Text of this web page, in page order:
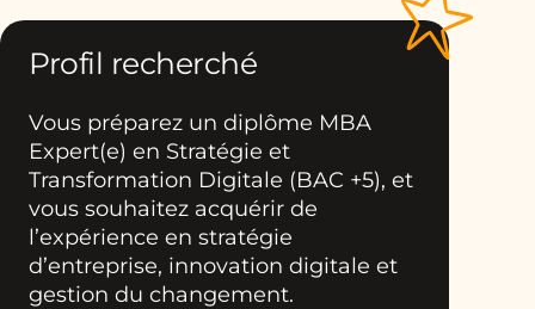
Profil recherché
Vous préparez un diplôme MBA
Expert(e) en Stratégie et
Transformation Digitale (BAC +5), et
vous souhaitez acquérir de
l’expérience en stratégie
d’entreprise, innovation digitale et
gestion du changement.